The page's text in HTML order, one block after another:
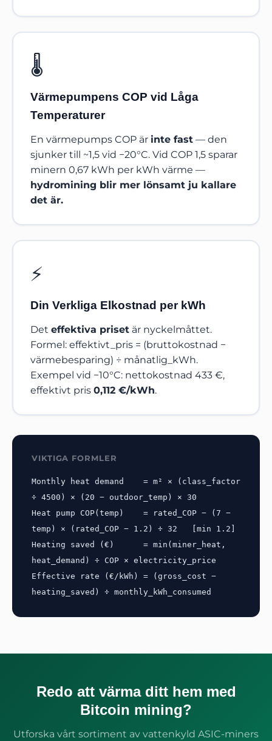
🌡️
Värmepumpens COP vid Låga
Temperaturer
En värmepumps COP är inte fast— den
sjunker till ~1,5 vid −20°C. Vid COP 1,5 sparar
minern 0,67 kWh per kWh värme —
hydromining blir mer lönsamt ju kallare
det är.
⚡
Din Verkliga Elkostnad per kWh
Det effektiva prisetär nyckelmåttet.
Formel: effektivt_pris = (bruttokostnad −
värmebesparing) ÷ månatlig_kWh.
Exempel vid −10°C: nettokostnad 433 €,
effektivt pris 0,112 €/kWh.
VIKTIGA FORMLER
Monthly heat demand    = m² × (class_factor
÷ 4500) × (20 − outdoor_temp) × 30
Heat pump COP(temp)    = rated_COP − (7 −
temp) × (rated_COP − 1.2) ÷ 32   [min 1.2]
Heating saved (€)      = min(miner_heat,
heat_demand) ÷ COP × electricity_price
Effective rate (€/kWh) = (gross_cost −
heating_saved) ÷ monthly_kWh_consumed
Redo att värma ditt hem med
Bitcoin mining?
Utforska vårt sortiment av vattenkyld ASIC-miners